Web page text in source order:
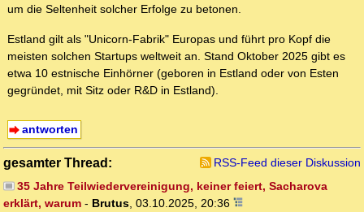
um die Seltenheit solcher Erfolge zu betonen.
Estland gilt als "Unicorn-Fabrik" Europas und führt pro Kopf die
meisten solchen Startups weltweit an. Stand Oktober 2025 gibt es
etwa 10 estnische Einhörner (geboren in Estland oder von Esten
gegründet, mit Sitz oder R&D in Estland).
antworten
gesamter Thread:
RSS-Feed dieser Diskussion
35 Jahre Teilwiedervereinigung, keiner feiert, Sacharova
erklärt, warum - Brutus, 03.10.2025, 20:36